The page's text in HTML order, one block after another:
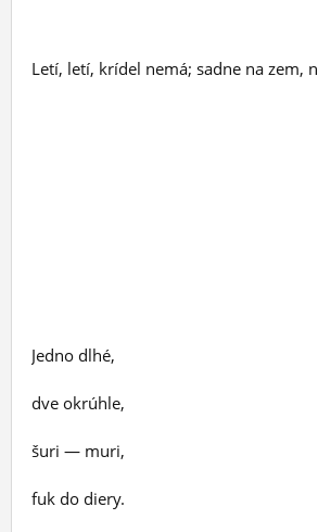
Letí, letí, krídel nemá; sadne na zem,
Jedno dlhé,
dve okrúhle,
šuri — muri,
fuk do diery.